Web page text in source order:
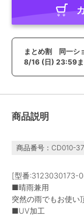
まとめ割 同一シ
8/16 (日) 23:59
商品説明
商品番号：CD010-
[型番:3123030173-
■晴雨兼用
突然の雨でもお使い
■UV加工